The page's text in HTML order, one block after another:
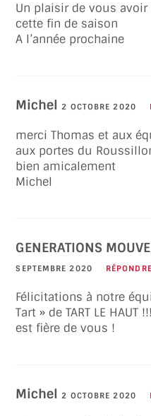
Un plaisir de vous
cette fin de saison
A l’année prochaine
Michel2 OCTOBRE 2020
merci Thomas et aux
aux portes du
bien amicalement
Michel
GENERATIONS
SEPTEMBRE 2020
RÉPONDRE
Félicitations à notre
Tart » de TART LE HAUT
est fière de vous !
Michel2 OCTOBRE 2020